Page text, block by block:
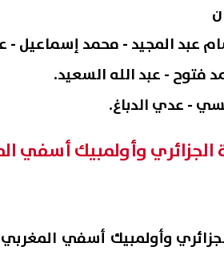
عبد المجيد - محمد إسماعيل -
- عبد الله السعيد.
- عدي الدباغ.
الجزائري وأولمبيك أسفي
وأولمبيك أسفي